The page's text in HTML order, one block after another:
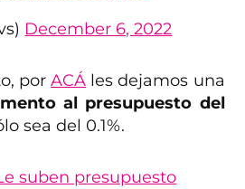
December 6, 2022
porACÁ les dejamos una
al presupuesto del
sea del 0.1%.
suben presupuesto